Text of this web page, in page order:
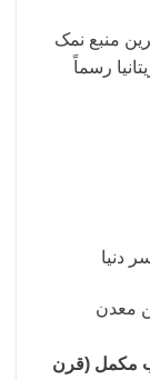
منبع نمک
رسماً
دنیا
معدن
مکمل (قرن